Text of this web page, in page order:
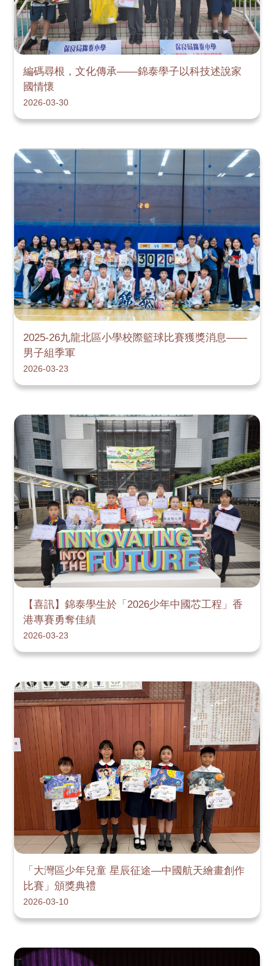
編碼尋根，文化傳承——錦泰學子以科技述說家
國情懷
2026-03-30
2025-26九龍北區小學校際籃球比賽獲獎消息——
男子組季軍
2026-03-23
【喜訊】錦泰學生於「2026少年中國芯工程」香
港專賽勇奪佳績
2026-03-23
「大灣區少年兒童 星辰征途—中國航天繪畫創作
比賽」頒獎典禮
2026-03-10